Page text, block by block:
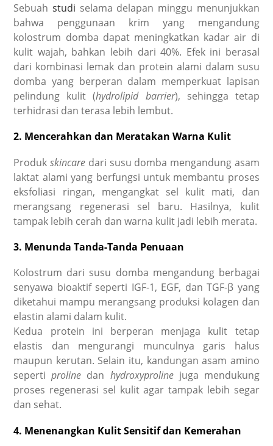
Sebuahstudi selama delapan minggu menunjukkan
bahwa penggunaan krim yang mengandung
kolostrum domba dapat meningkatkan kadar air di
kulit wajah, bahkan lebih dari 40%. Efek ini berasal
dari kombinasi lemak dan protein alami dalam susu
domba yang berperan dalam memperkuat lapisan
pelindung kulit (hydrolipid barrier), sehingga tetap
terhidrasi dan terasa lebih lembut.
2. Mencerahkan dan Meratakan Warna Kulit
Produkskincare dari susu domba mengandung asam
laktat alami yang berfungsi untuk membantu proses
eksfoliasi ringan, mengangkat sel kulit mati, dan
merangsang regenerasi sel baru. Hasilnya, kulit
tampak lebih cerah dan warna kulit jadi lebih merata.
3. Menunda Tanda-Tanda Penuaan
Kolostrum dari susu domba mengandung berbagai
senyawa bioaktif seperti IGF-1, EGF, dan TGF-β yang
diketahui mampu merangsang produksi kolagen dan
elastin alami dalam kulit.
Kedua protein ini berperan menjaga kulit tetap
elastis dan mengurangi munculnya garis halus
maupun kerutan. Selain itu, kandungan asam amino
seperti proline dan hydroxyprolinejuga mendukung
proses regenerasi sel kulit agar tampak lebih segar
dan sehat.
4. Menenangkan Kulit Sensitif dan Kemerahan